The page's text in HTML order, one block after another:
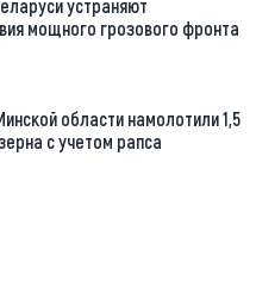
устраняют
мощного грозового фронта
области намолотили 1,5
с учетом рапса